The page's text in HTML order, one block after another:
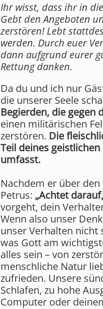
Ihr wisst, dass ihr in
Gebt den Angeboten
zerstören! Lebt
werden. Durch euer
dann aufgrund eurer
Rettung danken.
Da du und ich nur
die unserer Seele
Begierden, die gegen
einen militärischen
zerstören. Die
Teil deines
umfasst.
Nachdem er über
Petrus: „Achtet
vorgeht, dein
Wenn also unser
unser Verhalten nicht
was Gott am
alles sein – von
menschliche Natur
zufrieden. Unsere
Schlafen, zu hohe
Computer oder